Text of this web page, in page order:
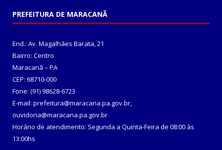
PREFEITURA DE MARACANÃ
End.: Av. Magalhães Barata, 21
Bairro: Centro
Maracanã – PA
CEP: 68710-000
Fone: (91) 98628-6723
E-mail: prefeitura@maracana.pa.gov.br,
ouvidoria@maracana.pa.gov.br
Horário de atendimento: Segunda a Quinta-Feira de 08:00 às
13:00hs